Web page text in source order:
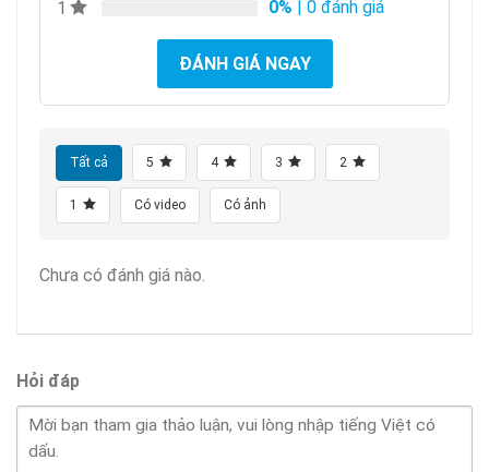
1
0% | 0 đánh giá
ĐÁNH GIÁ NGAY
Tất cả 5 4 3 2
1 Có video Có ảnh
Chưa có đánh giá nào.
Hỏi đáp